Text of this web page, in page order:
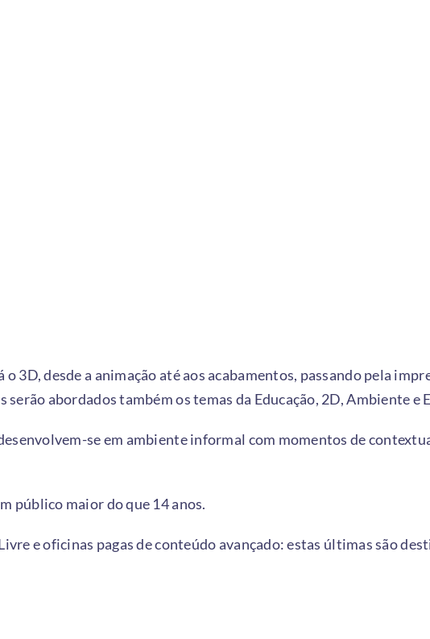
3D, desde a animação até aos acabamentos, passando pela
abordados também os temas da Educação, 2D, Ambiente e
se em ambiente informal com momentos de
público maior do que 14 anos.
e oficinas pagas de conteúdo avançado: estas últimas são